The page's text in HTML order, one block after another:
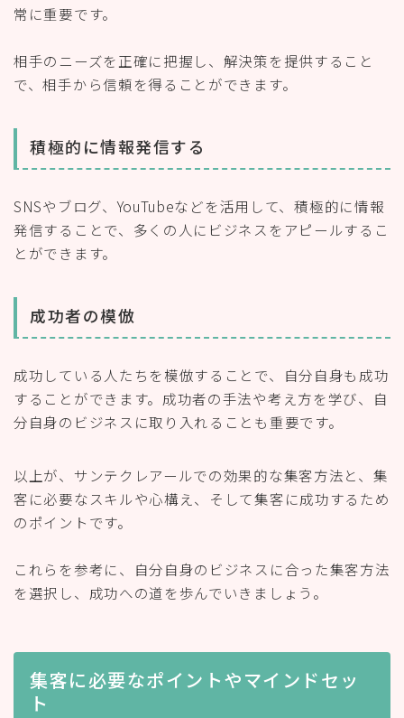
常に重要です。
相手のニーズを正確に把握し、解決策を提供すること
で、相手から信頼を得ることができます。
積極的に情報発信する
SNSやブログ、YouTubeなどを活用して、積極的に情報
発信することで、多くの人にビジネスをアピールするこ
とができます。
成功者の模倣
成功している人たちを模倣することで、自分自身も成功
することができます。成功者の手法や考え方を学び、自
分自身のビジネスに取り入れることも重要です。
以上が、サンテクレアールでの効果的な集客方法と、集
客に必要なスキルや心構え、そして集客に成功するため
のポイントです。
これらを参考に、自分自身のビジネスに合った集客方法
を選択し、成功への道を歩んでいきましょう。
集客に必要なポイントやマインドセッ
ト